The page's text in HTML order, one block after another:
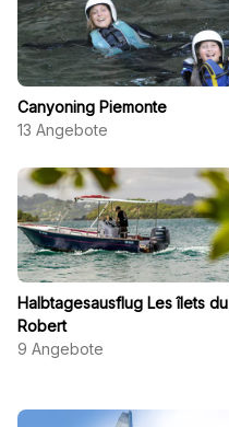
Canyoning Piemonte
13 Angebote
Halbtagesausflug Les îlets du
Robert
9 Angebote